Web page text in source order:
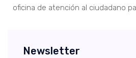
oficina de atención al ciudadano
Newsletter